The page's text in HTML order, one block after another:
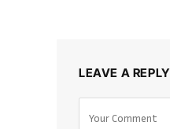
LEAVE A REPLY